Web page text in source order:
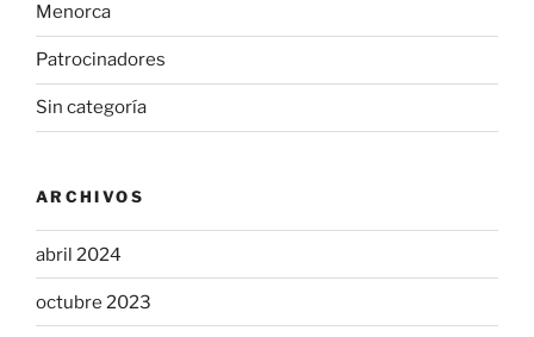
Menorca
Patrocinadores
Sin categoría
ARCHIVOS
abril 2024
octubre 2023